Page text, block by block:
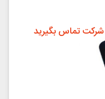
شرکت تماس بگیرید